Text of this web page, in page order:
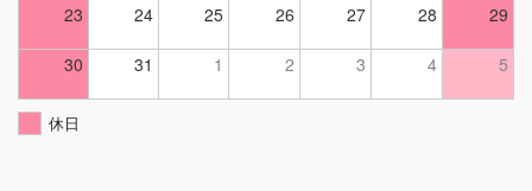
23 24 25 26 27 28 29
30 31 1 2 3 4 5
休日